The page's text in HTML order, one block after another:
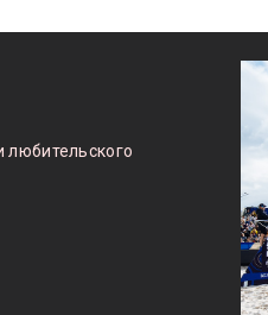
любительского